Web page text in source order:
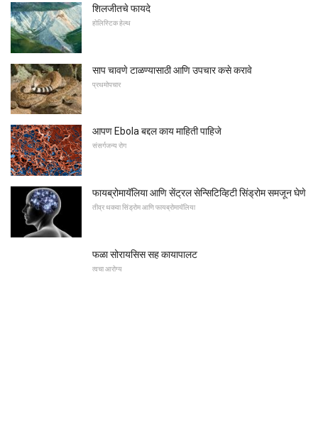
शिलजीतचे फायदे
होलिस्टिक हेल्थ
साप चावणे टाळण्यासाठी आणि उपचार कसे करावे
प्रथमोपचार
आपण Ebola बद्दल काय माहिती पाहिजे
संसर्गजन्य रोग
फायब्रोमायॅलिया आणि सेंट्रल सेन्सिटिव्हिटी सिंड्रोम समजून घेणे
तीव्र थकवा सिंड्रोम आणि फायब्रोमायॅलिया
फळा सोरायसिस सह कायापालट
त्वचा आरोग्य